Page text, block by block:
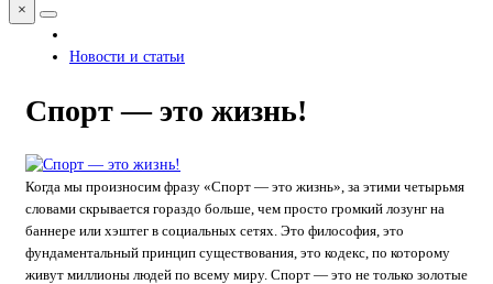
×
Новости и статьи
Спорт — это жизнь!
Когда мы произносим фразу «Спорт — это жизнь», за этими четырьмя
словами скрывается гораздо больше, чем просто громкий лозунг на
баннере или хэштег в социальных сетях. Это философия, это
фундаментальный принцип существования, это кодекс, по которому
живут миллионы людей по всему миру. Спорт — это не только золотые